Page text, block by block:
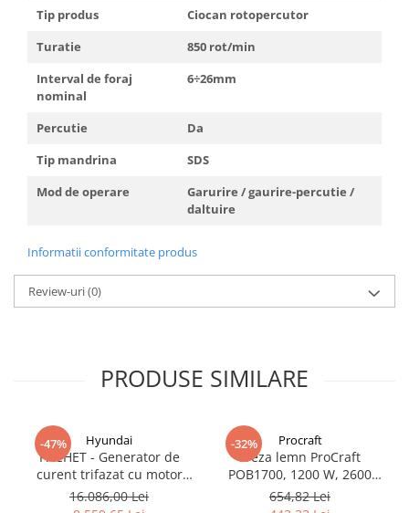
Tip produs
Ciocan rotopercutor
Turatie
850 rot/min
Interval de foraj
nominal
6÷26mm
Percutie
Da
Tip mandrina
SDS
Mod de operare
Garurire / gaurire-percutie /
daltuire
Informatii conformitate produs
Review-uri(0)
PRODUSE SIMILARE
-47% Hyundai
PACHET - Generator de
curent trifazat cu motor
diesel Hyundai DHY8600SE-
T, putere motor 12 CP,
16.086,00 Lei
-32% Procraft
Freza lemn ProCraft
POB1700, 1200 W, 2600
Rpm cu 12 freze pentru
lemn incluse in pachet
654,82 Lei